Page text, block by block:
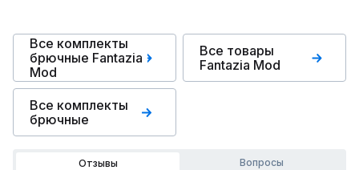
Все комплекты
брючные Fantazia
Mod
Все товары
Fantazia Mod
Все комплекты
брючные
Отзывы Вопросы